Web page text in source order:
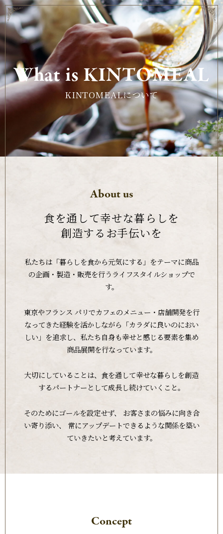
What is KINTOMEAL
KINTOMEALについて
About us
食を通して幸せな暮らしを
創造するお手伝いを
私たちは「暮らしを食から元気にする」をテーマに商品
の企画・製造・販売を行うライフスタイルショップで
す。
東京やフランス パリでカフェのメニュー・店舗開発を行
なってきた経験を活かしながら 「カラダに良いのにおい
しい」を追求し、 私たち自身も幸せと感じる要素を集め
商品展開を行なっています。
大切にしていることは、 食を通して幸せな暮らしを創造
するパートナーとして成長し続けていくこと。
そのためにゴールを設定せず、
お客さまの悩みに向き合
い寄り添い、
常にアップデートできるような関係を築い
ていきたいと考えています。
Concept